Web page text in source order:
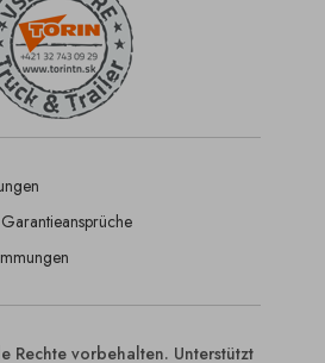
Rechte vorbehalten. Unterstützt